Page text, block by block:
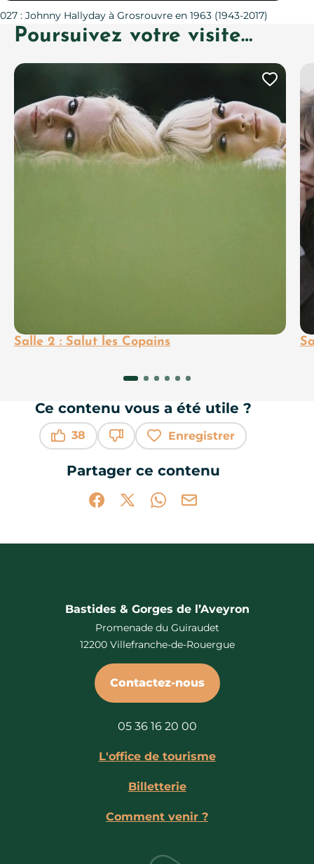
027 : Johnny Hallyday à Grosrouvre en 1963 (1943-2017)
Poursuivez votre visite…
Salle 2 : Salut les Copains
Ce contenu vous a été utile ?
38
Enregistrer
Partager ce contenu
Partager sur Facebook (nouvelle
Partager sur X / Twitter (nouvelle
Partager sur WhatsApp
Partager par mail
Bastides & Gorges de l’Aveyron
Promenade du Guiraudet
12200 Villefranche-de-Rouergue
Contactez-nous
05 36 16 20 00
L'office de tourisme
Billetterie
Comment venir ?